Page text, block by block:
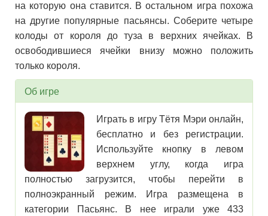
на которую она ставится. В остальном игра похожа
на другие популярные пасьянсы. Соберите четыре
колоды от короля до туза в верхних ячейках. В
освободившиеся ячейки внизу можно положить
только короля.
Об игре
Играть в игру Тётя Мэри онлайн,
бесплатно и без регистрации.
Используйте кнопку в левом
верхнем углу, когда игра
полностью загрузится, чтобы перейти в
полноэкранный режим. Игра размещена в
категории Пасьянс. В нее играли уже 433